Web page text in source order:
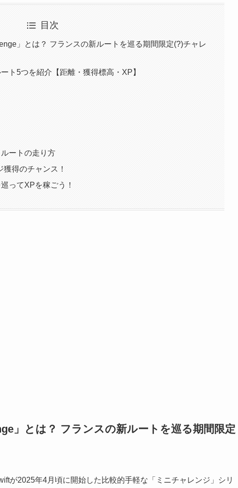
目次
」とは？ フランスの新ルートを巡る期間限定(?)チャレ
ト5つを紹介【距離・獲得標高・XP】
ートの走り方
得のチャンス！
ってXPを稼ごう！
」とは？ フランスの新ルートを巡る期間限定
が2025年4月頃に開始した比較的手軽な「ミニチャレンジ」シリ